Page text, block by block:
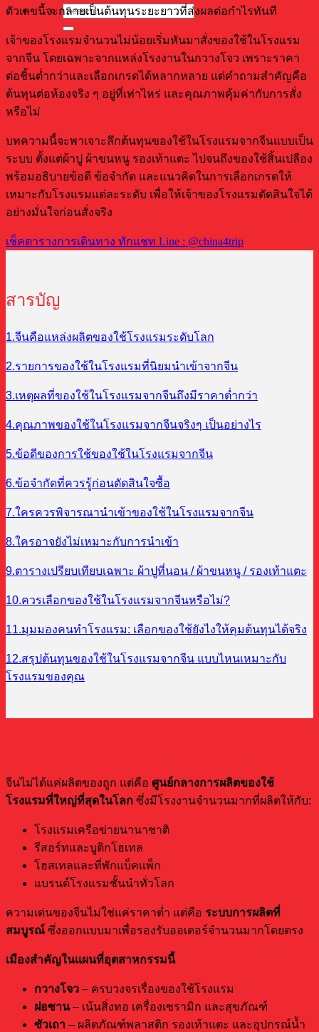
ตัวเลขนี้จะกลายเป็นต้นทุนระยะยาวที่ส่งผลต่อกำไรทันที
เจ้าของโรงแรมจำนวนไม่น้อยเริ่มหันมาสั่งของใช้ในโรงแรม
จากจีน โดยเฉพาะจากแหล่งโรงงานในกวางโจว เพราะราคา
ต่อชิ้นต่ำกว่าและเลือกเกรดได้หลากหลาย แต่คำถามสำคัญคือ
ต้นทุนต่อห้องจริง ๆ อยู่ที่เท่าไหร่ และคุณภาพคุ้มค่ากับการสั่ง
หรือไม่
บทความนี้จะพาเจาะลึกต้นทุนของใช้ในโรงแรมจากจีนแบบเป็น
ระบบ ตั้งแต่ผ้าปู ผ้าขนหนู รองเท้าแตะ ไปจนถึงของใช้สิ้นเปลือง
พร้อมอธิบายข้อดี ข้อจำกัด และแนวคิดในการเลือกเกรดให้
เหมาะกับโรงแรมแต่ละระดับ เพื่อให้เจ้าของโรงแรมตัดสินใจได้
อย่างมั่นใจก่อนสั่งจริง
เช็คตารางการเดินทาง ทักแชท Line : @china4trip
สารบัญ
1.จีนคือแหล่งผลิตของใช้โรงแรมระดับโลก
2.รายการของใช้ในโรงแรมที่นิยมนำเข้าจากจีน
3.เหตุผลที่ของใช้ในโรงแรมจากจีนถึงมีราคาต่ำกว่า
4.คุณภาพของใช้ในโรงแรมจากจีนจริงๆ เป็นอย่างไร
5.ข้อดีของการใช้ของใช้ในโรงแรมจากจีน
6.ข้อจำกัดที่ควรรู้ก่อนตัดสินใจซื้อ
7.ใครควรพิจารณานำเข้าของใช้ในโรงแรมจากจีน
8.ใครอาจยังไม่เหมาะกับการนำเข้า
9.ตารางเปรียบเทียบเฉพาะ ผ้าปูที่นอน / ผ้าขนหนู / รองเท้าแตะ
10.ควรเลือกของใช้ในโรงแรมจากจีนหรือไม่?
11.มุมมองคนทำโรงแรม: เลือกของใช้ยังไงให้คุมต้นทุนได้จริง
12.สรุปต้นทุนของใช้ในโรงแรมจากจีน แบบไหนเหมาะกับ
โรงแรมของคุณ
จีนไม่ได้แค่ผลิตของถูก แต่คือ ศูนย์กลางการผลิตของใช้
โรงแรมที่ใหญ่ที่สุดในโลก ซึ่งมีโรงงานจำนวนมากที่ผลิตให้กับ:
โรงแรมเครือข่ายนานาชาติ
รีสอร์ทและบูติกโฮเทล
โฮสเทลและที่พักแบ็คแพ็ก
แบรนด์โรงแรมชั้นนำทั่วโลก
ความเด่นของจีนไม่ใช่แค่ราคาต่ำ แต่คือ ระบบการผลิตที่
สมบูรณ์ ซึ่งออกแบบมาเพื่อรองรับออเดอร์จำนวนมากโดยตรง
เมืองสำคัญในแผนที่อุตสาหกรรมนี้
กวางโจว – ครบวงจรเรื่องของใช้โรงแรม
ฝอซาน– เน้นสิ่งทอ เครื่องเซรามิก และสุขภัณฑ์
ซัวเถา – ผลิตภัณฑ์พลาสติก รองเท้าแตะ และอุปกรณ์น้ำ